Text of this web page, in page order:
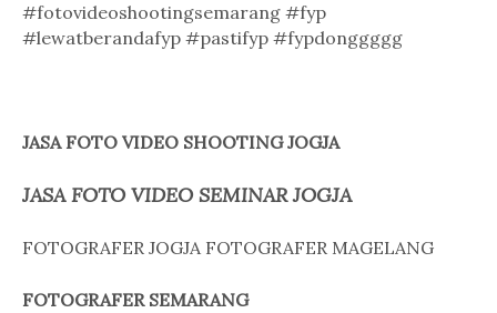
#fotovideoshootingsemarang #fyp
#lewatberandafyp #pastifyp #fypdonggggg
JASA FOTO VIDEO SHOOTING JOGJA
JASA FOTO VIDEO SEMINAR JOGJA
FOTOGRAFER JOGJA FOTOGRAFER MAGELANG
FOTOGRAFER SEMARANG